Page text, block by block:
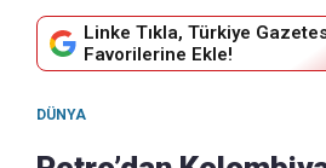
Linke Tıkla, Türkiye
Favorilerine Ekle!
DÜNYA